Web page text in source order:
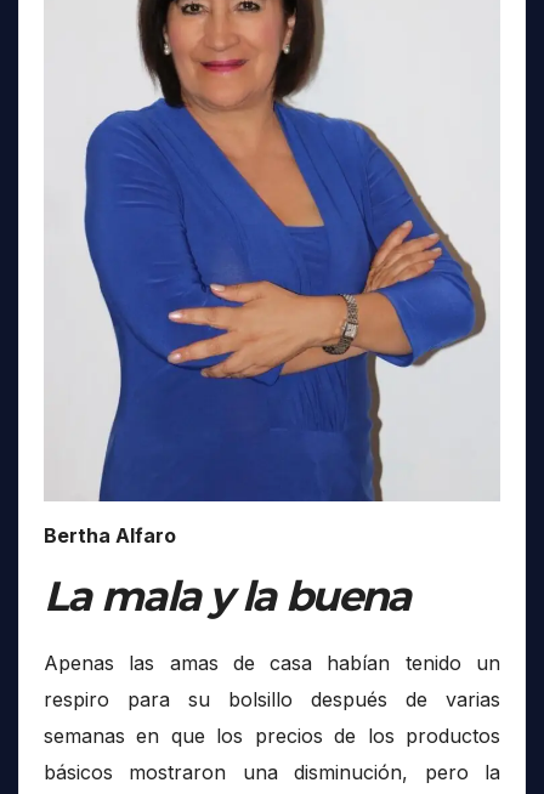
Bertha Alfaro
La mala y la buena
Apenas las amas de casa habían tenido un
respiro para su bolsillo después de varias
semanas en que los precios de los productos
básicos mostraron una disminución, pero la